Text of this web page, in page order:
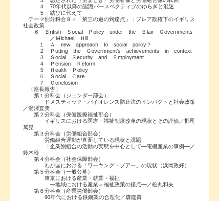
４ 70年代以降の認識パースペクティブのゆらぎと混迷
５ 結びに代えて
テーマ別分科会８＝「第三の道の到達点」：ブレア政権下のイギリス
社会政策
６ Ｂritish Ｓocial Ｐolicy under the Ｂlair Ｇovernments
／Ｍichael Ｈill
１ Ａ new approach to social policy？
２ Ｐutting the Ｇovernment’s achievements in context
３ Ｓocial Ｓecurity and Ｅmployment
４ Ｐension Ｒeform
５ Ｈealth Ｐolicy
６ Ｓocial Ｃare
７ Ｃonclusion
〔座長報告〕
第１分科会（ジェンダー部会）
ドメスティック・バイオレンス防止法のインパクトと社会政策
／湯澤直美
第２分科会（保健医療福祉部会）
イギリスにおける医療・福祉制度改革の現状とその評価／郡司
篤晃
第３分科会（労働組合部会）
労働組合運動が直面している現状と課題
：企業別組合の活動の実態を中心として―電機産業の事例―／
鈴木玲
第４分科会（社会保障部会）
わが国における「ワーキング・プアー」の現状（浜岡政好）
第５分科会（一般公募）
東京における産業・就業・福祉
―地域における産業＝福祉政策の接点―／松丸和夫
第６分科会（産業労働部会）
90年代における鉄鋼業の合理化／森建資